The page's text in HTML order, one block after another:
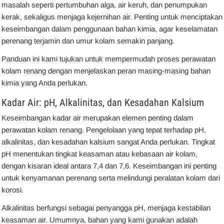
masalah seperti pertumbuhan alga, air keruh, dan penumpukan
kerak, sekaligus menjaga kejernihan air. Penting untuk menciptakan
keseimbangan dalam penggunaan bahan kimia, agar keselamatan
perenang terjamin dan umur kolam semakin panjang.
Panduan ini kami tujukan untuk mempermudah proses perawatan
kolam renang dengan menjelaskan peran masing-masing bahan
kimia yang Anda perlukan.
Kadar Air: pH, Alkalinitas, dan Kesadahan Kalsium
Keseimbangan kadar air merupakan elemen penting dalam
perawatan kolam renang. Pengelolaan yang tepat terhadap pH,
alkalinitas, dan kesadahan kalsium sangat Anda perlukan. Tingkat
pH menentukan tingkat keasaman atau kebasaan air kolam,
dengan kisaran ideal antara 7,4 dan 7,6. Keseimbangan ini penting
untuk kenyamanan perenang serta melindungi peralatan kolam dari
korosi.
Alkalinitas berfungsi sebagai penyangga pH, menjaga kestabilan
keasaman air. Umumnya, bahan yang kami gunakan adalah